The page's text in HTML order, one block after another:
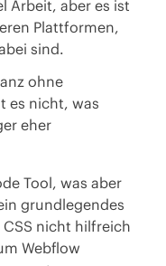
Arbeit, aber es ist
Plattformen,
sind.
ohne
es nicht, was
eher
Tool, was aber
grundlegendes
nicht hilfreich
Webflow